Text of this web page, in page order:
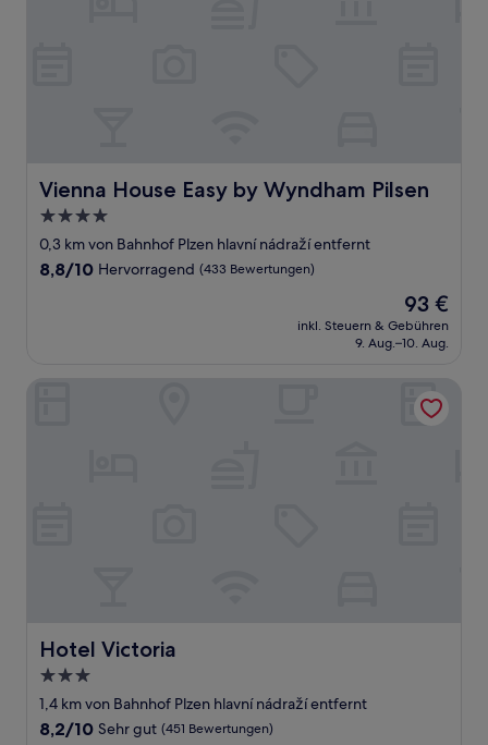
Vienna House Easy by Wyndham Pilsen
Vienna House Easy by Wyndham Pilsen
4.0-
Sterne-
Unterkunft
0,3 km von Bahnhof Plzen hlavní nádraží entfernt
8.8
8,8/10 Hervorragend (433 Bewertungen)
Der
Preis
beträgt
93 €
inkl. Steuern & Gebühren
9. Aug.–10. Aug.
Hotel Victoria
Hotel Victoria
3.0-
Sterne-
Unterkunft
1,4 km von Bahnhof Plzen hlavní nádraží entfernt
8.2
8,2/10 Sehr gut (451 Bewertungen)